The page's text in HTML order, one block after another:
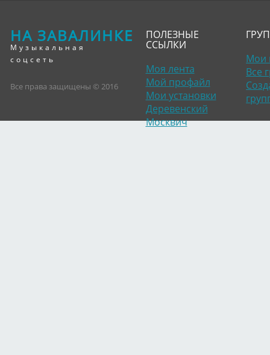
НА ЗАВАЛИНКЕ
Музыкальная
соцсеть
Все права защищены © 2016
ПОЛЕЗНЫЕ
ССЫЛКИ
Моя лента
Мой профайл
Мои установки
Деревенский
Москвич
Мои
Все